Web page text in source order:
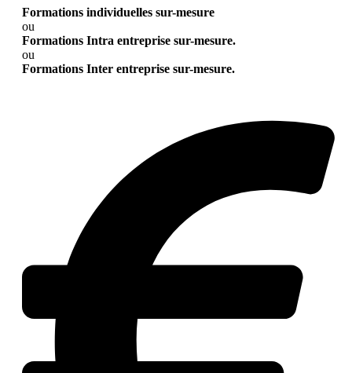
Formations individuelles sur-mesure
ou
Formations Intra entreprise sur-mesure.
ou
Formations Inter entreprise sur-mesure.